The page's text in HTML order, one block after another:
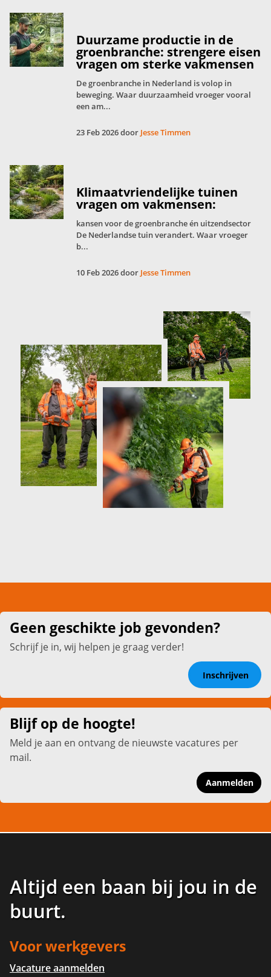
Duurzame productie in de
groenbranche: strengere eisen
vragen om sterke vakmensen
De groenbranche in Nederland is volop in
beweging. Waar duurzaamheid vroeger vooral
een am...
23 Feb 2026 door Jesse Timmen
Klimaatvriendelijke tuinen
vragen om vakmensen:
kansen voor de groenbranche én uitzendsector
De Nederlandse tuin verandert. Waar vroeger
b...
10 Feb 2026 door Jesse Timmen
Geen geschikte job gevonden?
Schrijf je in, wij helpen je graag verder!
Inschrijven
Blijf op de hoogte!
Meld je aan en ontvang de nieuwste vacatures per
mail.
Aanmelden
Altijd een baan bij jou in de
buurt.
Voor werkgevers
Vacature aanmelden